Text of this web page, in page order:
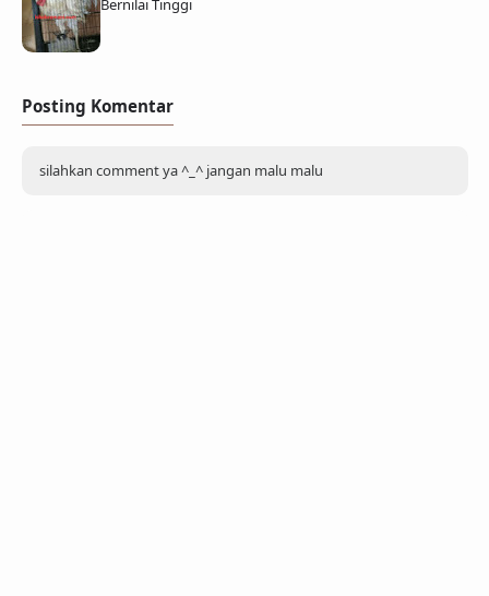
Bernilai Tinggi
Posting Komentar
silahkan comment ya ^_^ jangan malu malu